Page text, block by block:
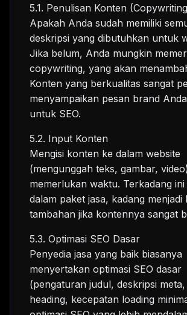
5.1. Penulisan Konten
Apakah Anda sudah memiliki
deskripsi yang dibutuhkan untuk
Jika belum, Anda mungkin
copywriting, yang akan
Konten yang berkualitas sangat
menyampaikan pesan brand
untuk SEO.
5.2. Input Konten
Mengisi konten ke dalam website
(mengunggah teks, gambar, video)
memerlukan waktu. Terkadang
dalam paket jasa, kadang menjadi
tambahan jika kontennya sangat
5.3. Optimasi SEO Dasar
Penyedia jasa yang baik biasanya
menyertakan optimasi SEO dasar
(pengaturan judul, deskripsi
heading, kecepatan loading